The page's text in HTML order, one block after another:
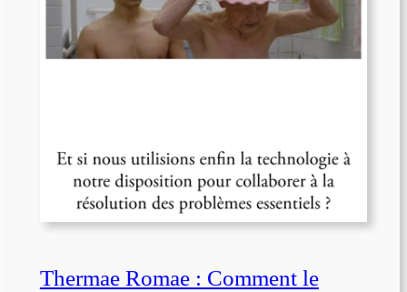
Thermae Romae : Comment le